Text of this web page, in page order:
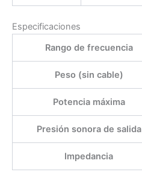
Especificaciones
Rango de frecuencia
Peso (sin cable)
Potencia máxima
Presión sonora de salida
Impedancia